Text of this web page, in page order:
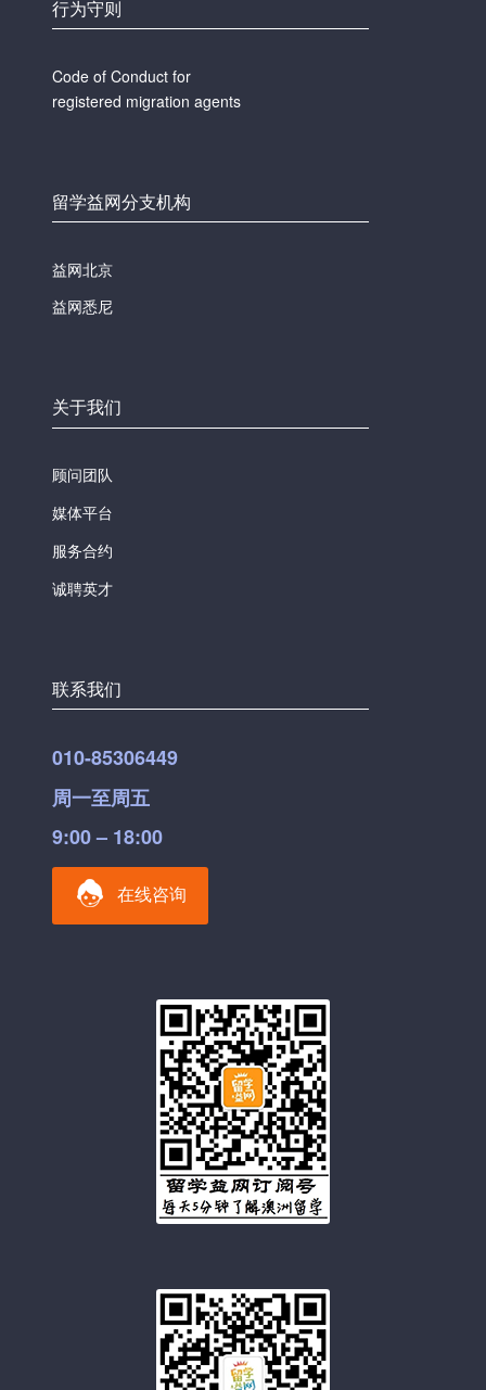
行为守则
Code of Conduct for
registered migration agents
留学益网分支机构
益网北京
益网悉尼
关于我们
顾问团队
媒体平台
服务合约
诚聘英才
联系我们
010-85306449
周一至周五
9:00 – 18:00
在线咨询